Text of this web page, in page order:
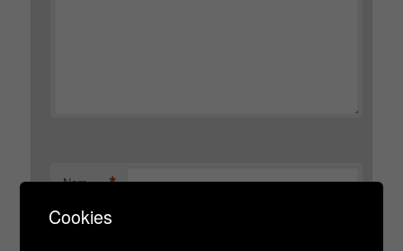
Nom *
Cookies